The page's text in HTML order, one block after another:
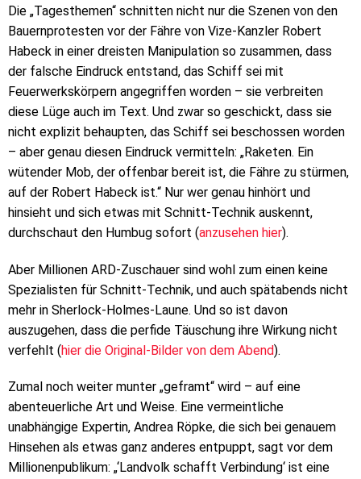
Die „Tagesthemen“ schnitten nicht nur die Szenen von den
Bauernprotesten vor der Fähre von Vize-Kanzler Robert
Habeck in einer dreisten Manipulation so zusammen, dass
der falsche Eindruck entstand, das Schiff sei mit
Feuerwerkskörpern angegriffen worden – sie verbreiten
diese Lüge auch im Text. Und zwar so geschickt, dass sie
nicht explizit behaupten, das Schiff sei beschossen worden
– aber genau diesen Eindruck vermitteln: „Raketen. Ein
wütender Mob, der offenbar bereit ist, die Fähre zu stürmen,
auf der Robert Habeck ist.“ Nur wer genau hinhört und
hinsieht und sich etwas mit Schnitt-Technik auskennt,
durchschaut den Humbug sofort (anzusehen hier).
Aber Millionen ARD-Zuschauer sind wohl zum einen keine
Spezialisten für Schnitt-Technik, und auch spätabends nicht
mehr in Sherlock-Holmes-Laune. Und so ist davon
auszugehen, dass die perfide Täuschung ihre Wirkung nicht
verfehlt (hier die Original-Bilder von dem Abend).
Zumal noch weiter munter „geframt“ wird – auf eine
abenteuerliche Art und Weise. Eine vermeintliche
unabhängige Expertin, Andrea Röpke, die sich bei genauem
Hinsehen als etwas ganz anderes entpuppt, sagt vor dem
Millionenpublikum: „‘Landvolk schafft Verbindung‘ ist eine